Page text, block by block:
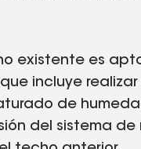
existente es
incluye
de
del sistema de